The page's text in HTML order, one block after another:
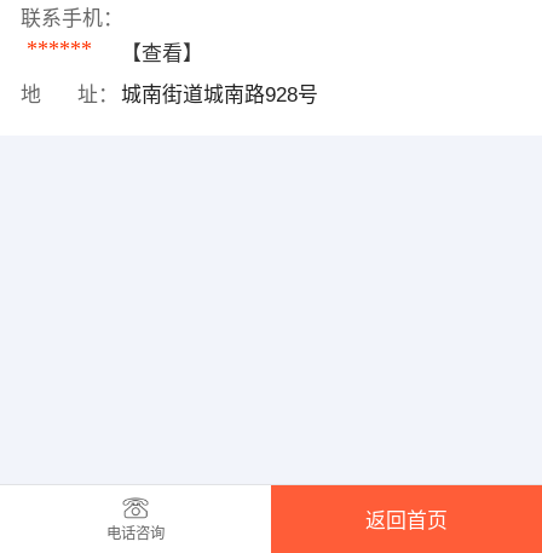
联系手机：
******
【查看】
地 址：
城南街道城南路928号
电话咨询
返回首页